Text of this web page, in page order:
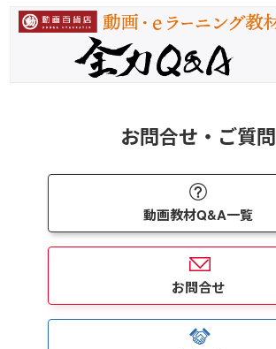
お問合せ・ご質問
動画教材Q&A一覧
お問合せ